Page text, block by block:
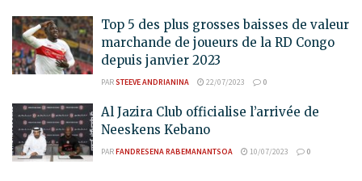
Top 5 des plus grosses baisses de valeur
marchande de joueurs de la RD Congo
depuis janvier 2023
PARSTEEVE ANDRIANINA 22/07/2023 0
Al Jazira Club officialise l’arrivée de
Neeskens Kebano
PARFANDRESENA RABEMANANTSOA 10/07/2023 0